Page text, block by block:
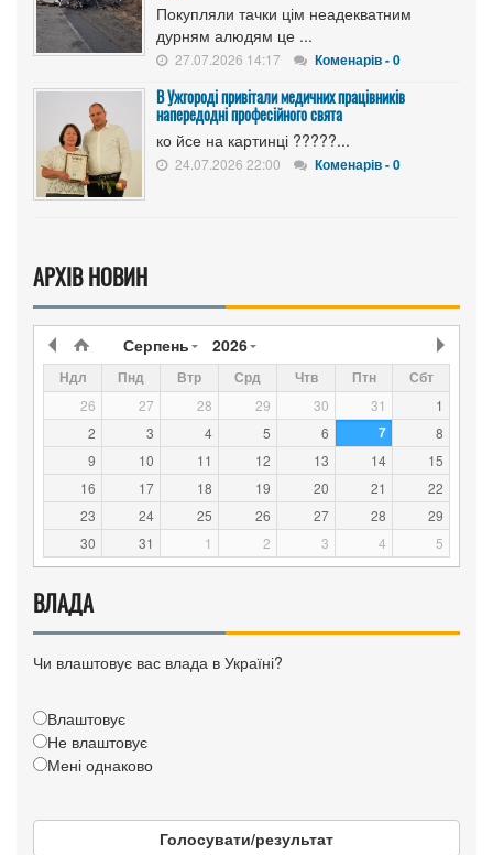
Покупляли тачки цім неадекватним
дурням алюдям це ...
27.07.2026 14:17 Коменарів - 0
В Ужгороді привітали медичних працівників
напередодні професійного свята
ко йсе на картинці ?????...
24.07.2026 22:00 Коменарів - 0
АРХІВ НОВИН
Серпень 2026
Ндл Пнд Втр Срд Чтв Птн Сбт
26 27 28 29 30 31
1
2
3 4 5 6 7
8
9
10 11 12 13 14
15
16
17 18 19 20 21
22
23
24 25 26 27 28
29
30
31 1 2 3 4 5
ВЛАДА
Чи влаштовує вас влада в Україні?
Влаштовує
Не влаштовує
Мені однаково
Голосувати/результат